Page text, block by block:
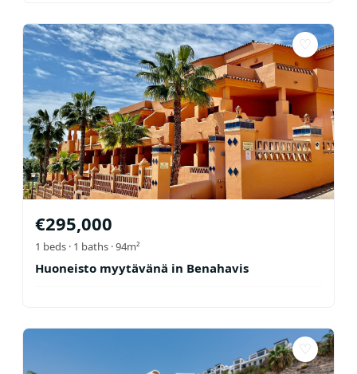
♡
€295,000
1 beds · 1 baths · 94m²
Huoneisto myytävänä in Benahavis
♡